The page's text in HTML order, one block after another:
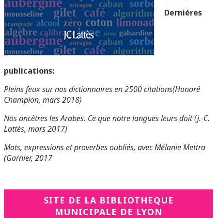
Dernières
publications:
Pleins feux sur nos dictionnaires en 2500 citations(Honoré
Champion, mars 2018)
Nos ancêtres les Arabes. Ce que notre langues leurs doit (j.-C.
Lattès, mars 2017)
Mots, expressions et proverbes oubliés, avec Mélanie Mettra
(Garnier, 2017
SITE DE LA BIBLIOTHEQUE
MUNICIPALE DE LYON